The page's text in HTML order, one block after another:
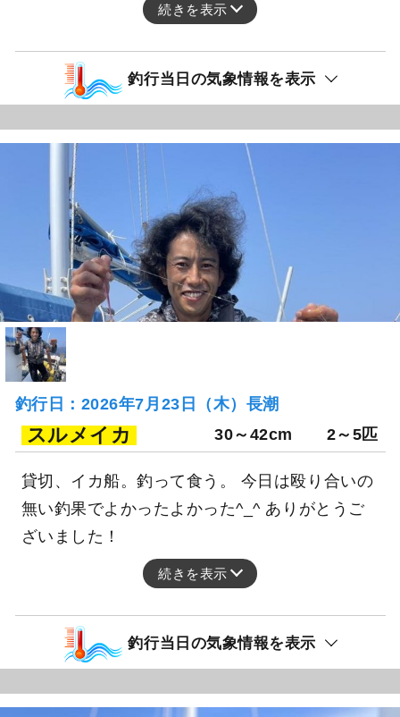
続きを表示
釣行当日の気象情報を表示
釣行日：2026年7月23日（木）長潮
スルメイカ 30～42cm 2～5匹
貸切、イカ船。釣って食う。 今日は殴り合いの
無い釣果でよかったよかった^_^ ありがとうご
ざいました！
続きを表示
釣行当日の気象情報を表示